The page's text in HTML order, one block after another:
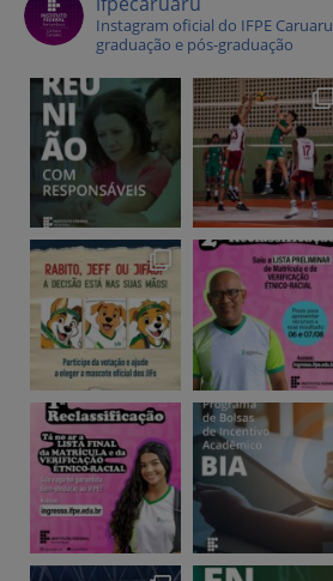
Instagram oficial do IFPE Caruaru
graduação e pós-graduação